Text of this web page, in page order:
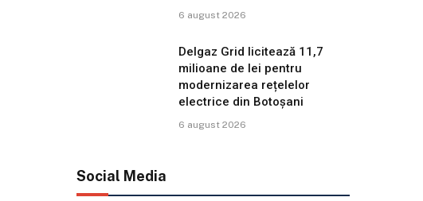
6 august 2026
Delgaz Grid licitează 11,7
milioane de lei pentru
modernizarea rețelelor
electrice din Botoșani
6 august 2026
Social Media